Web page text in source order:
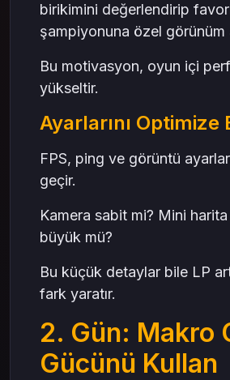
birikimini değerlendirip
şampiyonuna özel görünüm
Bu motivasyon, oyun içi
yükseltir.
Ayarlarını Optimize
FPS, ping ve görüntü
geçir.
Kamera sabit mi? Mini
büyük mü?
Bu küçük detaylar bile LP
fark yaratır.
2. Gün: Makro
Gücünü Kullan